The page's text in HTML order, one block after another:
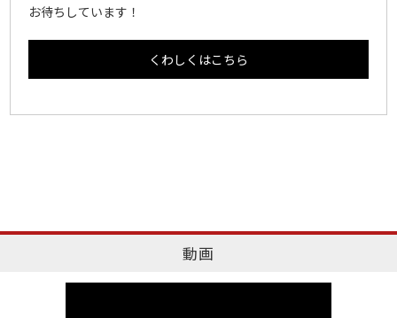
お待ちしています！
くわしくはこちら
動画